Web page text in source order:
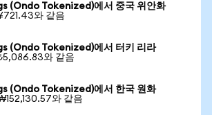
(Ondo Tokenized)에서 중국 위안화
와 같음
(Ondo Tokenized)에서 터키 리라
와 같음
(Ondo Tokenized)에서 한국 원화
와 같음